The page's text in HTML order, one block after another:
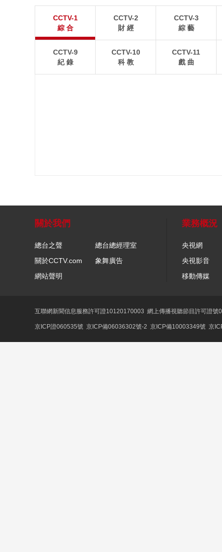
8月2日晚，江蘇張家港香山風景區燈光璀璨，市民和
游客前來賞夜景、逛集市。
8月1日，北京故宮博
CCTV-1
綜 合
CCTV-2
財 經
CCTV-3
綜 藝
CCTV-9
紀 錄
CCTV-10
科 教
CCTV-11
戲 曲
關於我們
總台之聲
總台總經理室
關於CCTV.com
象舞廣告
網站聲明
業務概況
央視網
央視影音
移動傳媒
互聯網新聞信息服務許可證10120170003 網上傳播視聽節目許可證
京ICP證060535號 京ICP備06036302號-2 京ICP備10003349號 京